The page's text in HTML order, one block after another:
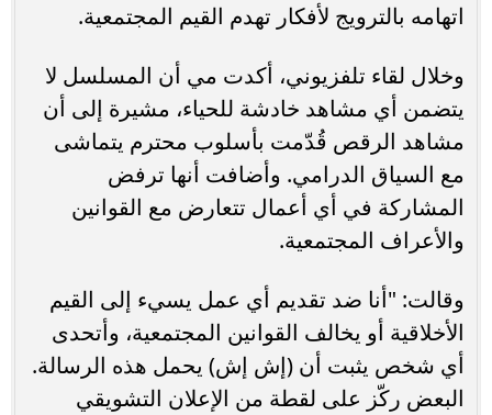
اتهامه بالترويج لأفكار تهدم القيم المجتمعية.
وخلال لقاء تلفزيوني، أكدت مي أن المسلسل لا
يتضمن أي مشاهد خادشة للحياء، مشيرة إلى أن
مشاهد الرقص قُدّمت بأسلوب محترم يتماشى
مع السياق الدرامي. وأضافت أنها ترفض
المشاركة في أي أعمال تتعارض مع القوانين
والأعراف المجتمعية.
وقالت: "أنا ضد تقديم أي عمل يسيء إلى القيم
الأخلاقية أو يخالف القوانين المجتمعية، وأتحدى
أي شخص يثبت أن (إش إش) يحمل هذه الرسالة.
البعض ركّز على لقطة من الإعلان التشويقي